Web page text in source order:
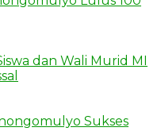
dan Wali Murid MI
Sukses